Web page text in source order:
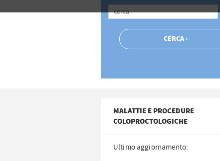
MALATTIE E PROCEDURE
COLOPROCTOLOGICHE
Ultimo aggiornamento: